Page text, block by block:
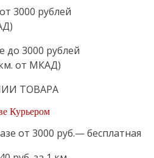
3000 рублей
до 3000 рублей
от МКАД)
ТОВАРА
Курьером
от 3000 руб.— бесплатная